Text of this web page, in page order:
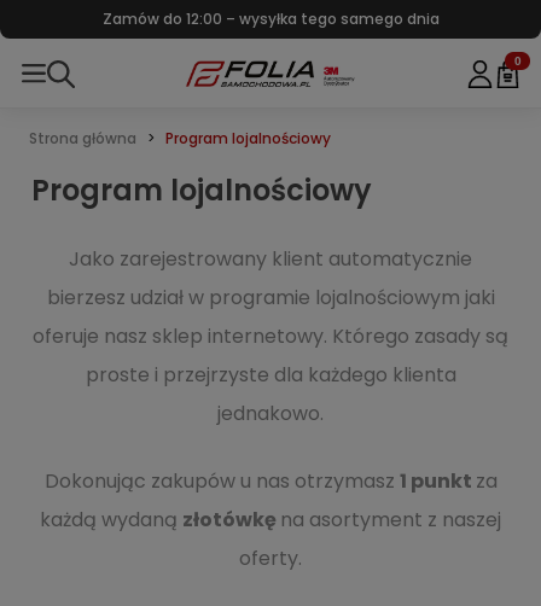
Największy wybór folii w Polsce – tylko znane marki
0
Strona główna Program lojalnościowy
Program lojalnościowy
Jako zarejestrowany klient automatycznie
bierzesz udział w programie lojalnościowym jaki
oferuje nasz sklep internetowy. Którego zasady są
proste i przejrzyste dla każdego klienta
jednakowo.
Dokonując zakupów u nas otrzymasz 1 punkt za
każdą wydaną złotówkę na asortyment z naszej
oferty.